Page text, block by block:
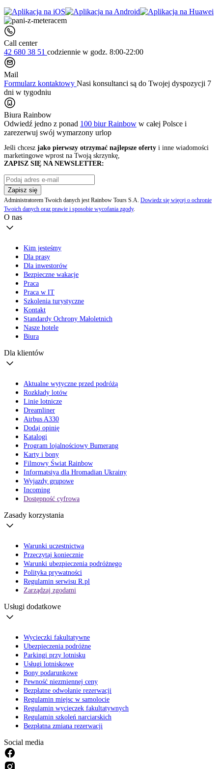
Call center
42 680 38 51 codziennie w godz. 8:00-22:00
Mail
Formularz kontaktowy Nasi konsultanci są do Twojej dyspozycji 7
dni w tygodniu
Biura Rainbow
Odwiedź jedno z ponad 100 biur Rainbow w całej Polsce i
zarezerwuj swój wymarzony urlop
Jeśli chcesz jako pierwszy otrzymać najlepsze oferty i inne wiadomości
marketingowe wprost na Twoją skrzynkę,
ZAPISZ SIĘ NA NEWSLETTER:
Zapisz się
Administratorem Twoich danych jest Rainbow Tours S.A. Dowiedz się więcej o ochronie
Twoich danych oraz prawie i sposobie wycofania zgody.
O nas
Kim jesteśmy
Dla prasy
Dla inwestorów
Bezpieczne wakacje
Praca
Praca w IT
Szkolenia turystyczne
Kontakt
Standardy Ochrony Małoletnich
Nasze hotele
Biura
Dla klientów
Aktualne wytyczne przed podróżą
Rozkłady lotów
Linie lotnicze
Dreamliner
Airbus A330
Dodaj opinię
Katalogi
Program lojalnościowy Bumerang
Karty i bony
Filmowy Świat Rainbow
Informatsiya dla Hromadian Ukrainy
Wyjazdy grupowe
Incoming
Dostępność cyfrowa
Zasady korzystania
Warunki uczestnictwa
Przeczytaj koniecznie
Warunki ubezpieczenia podróżnego
Polityka prywatności
Regulamin serwisu R.pl
Zarządzaj zgodami
Usługi dodatkowe
Wycieczki fakultatywne
Ubezpieczenia podróżne
Parkingi przy lotnisku
Usługi lotniskowe
Bony podarunkowe
Pewność niezmiennej ceny
Bezpłatne odwołanie rezerwacji
Regulamin miejsc w samolocie
Regulamin wycieczek fakultatywnych
Regulamin szkoleń narciarskich
Bezpłatna zmiana rezerwacji
Social media